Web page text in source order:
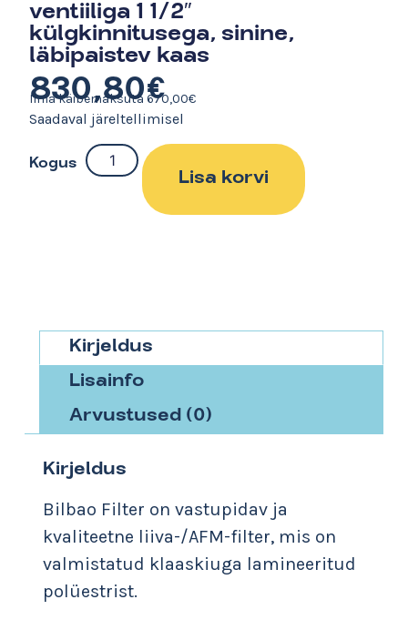
ventiiliga 1 1/2″
külgkinnitusega, sinine,
läbipaistev kaas
830,80€
Ilma käibemaksuta 670,00€
Saadaval järeltellimisel
Kogus
Lisa korvi
Kirjeldus
Lisainfo
Arvustused (0)
Kirjeldus
Bilbao Filter on vastupidav ja
kvaliteetne liiva-/AFM-filter, mis on
valmistatud klaaskiuga lamineeritud
polüestrist.